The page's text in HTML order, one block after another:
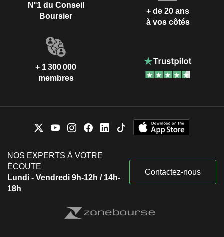
N°1 du Conseil
Boursier
+ de 20 ans
à vos côtés
+ 1 300 000
membres
NOS EXPERTS À VOTRE
ÉCOUTE
Lundi - Vendredi 9h-12h / 14h-
18h
Contactez-nous